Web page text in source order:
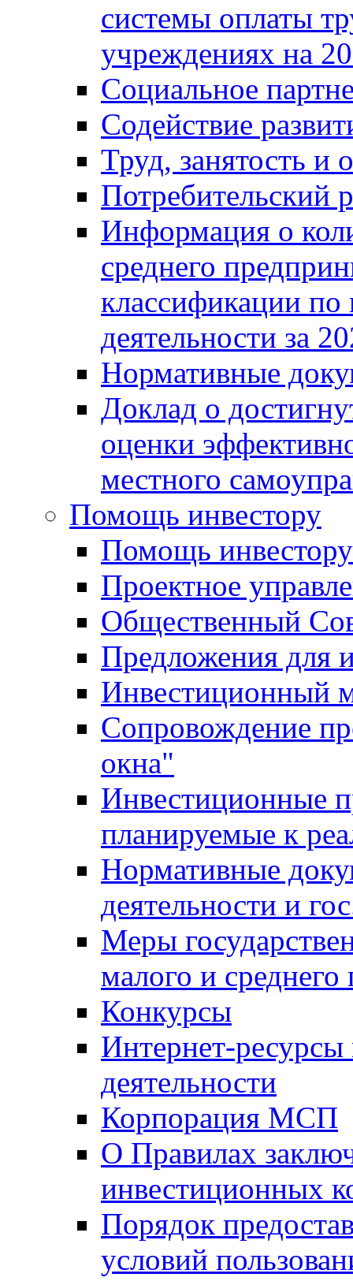
системы оплаты
учреждениях на
Социальное
Содействие
Труд, занятость и
Потребительский
Информация о
среднего
классификации
деятельности за
Нормативные
Доклад о
оценки
местного
Помощь инвестору
Помощь инвестору
Проектное
Общественный
Предложения для
Инвестиционный
Сопровождение
окна"
Инвестиционные
планируемые к
Нормативные
деятельности и
Меры
малого и среднего
Конкурсы
Интернет-
деятельности
Корпорация МСП
О Правилах
инвестиционных
Порядок
условий